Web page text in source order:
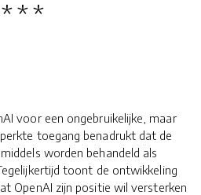
voor een ongebruikelijke, maar
toegang benadrukt dat de
worden behandeld als
toont de ontwikkeling
OpenAI zijn positie wil versterken